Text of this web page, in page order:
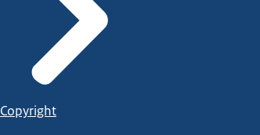
Copyright